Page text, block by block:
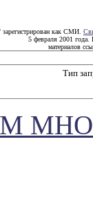
зарегистрирован как СМИ.
5 февраля 2001 года.
материалов
Тип